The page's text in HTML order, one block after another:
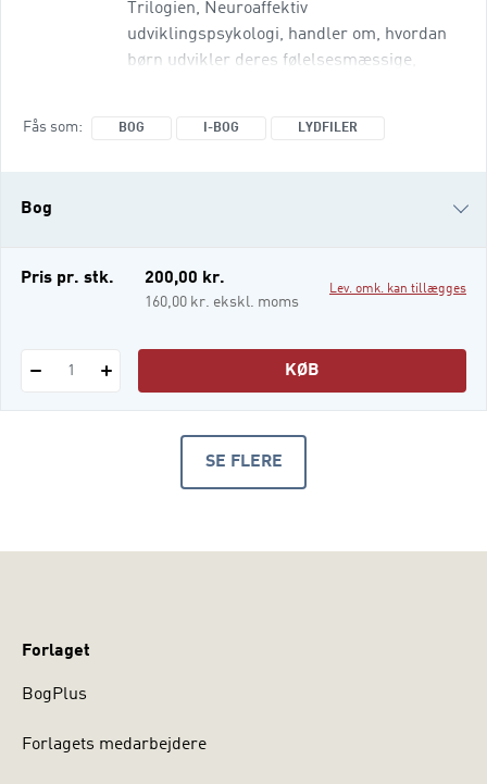
Trilogien, Neuroaffektiv
udviklingspsykologi, handler om, hvordan
børn udvikler deres følelsesmæssige,
menneskeskæbner,
Fås som BOG I-BOG LYDFILER
Bog
i-bog
Pris pr. stk. 200,00 kr.
160,00 kr. ekskl. moms
Lev. omk. kan tillægges
1 KØB
SE FLERE
Forlaget
BogPlus
Forlagets medarbejdere